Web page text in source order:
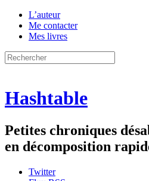
L’auteur
Me contacter
Mes livres
Hashtable
Petites chroniques
en décomposition
Twitter